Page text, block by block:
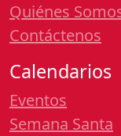
Quiénes
Contáctenos
Calendarios
Eventos
Semana Santa